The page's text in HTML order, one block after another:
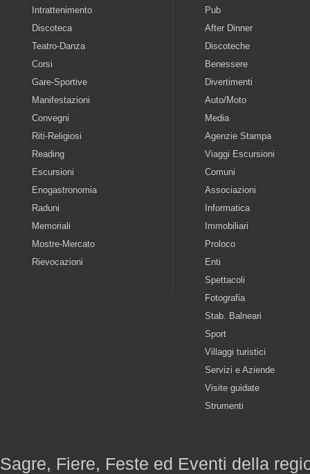
Intrattenimento
Discoteca
Teatro-Danza
Corsi
Gare-Sportive
Manifestazioni
Convegni
Riti-Religiosi
Reading
Escursioni
Enogastronomia
Raduni
Memoriali
Mostre-Mercato
Rievocazioni
Pub
After Dinner
Discoteche
Benessere
Divertimenti
Auto/Moto
Media
Agenzie Stampa
Viaggi Escursioni
Comuni
Associazioni
Informatica
Immobiliari
Proloco
Enti
Spettacoli
Fotografia
Stab. Balneari
Sport
Villaggi turistici
Servizi e Aziende
Visite guidate
Strumenti
Sagre, Fiere, Feste ed Eventi della